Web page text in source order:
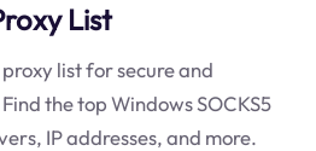
List
list for secure and
the top Windows SOCKS5
IP addresses, and more.